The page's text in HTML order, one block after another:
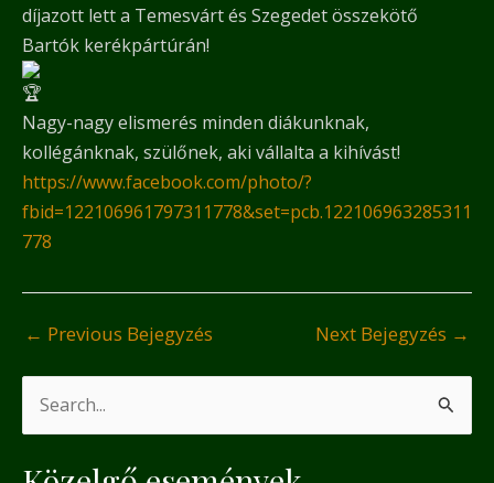
díjazott lett a Temesvárt és Szegedet összekötő
Bartók kerékpártúrán!
Nagy-nagy elismerés minden diákunknak,
kollégánknak, szülőnek, aki vállalta a kihívást!
https://www.facebook.com/photo/?
fbid=122106961797311778&set=pcb.122106963285311
778
← Previous Bejegyzés Next Bejegyzés →